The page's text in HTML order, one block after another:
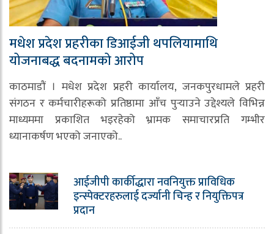
मधेश प्रदेश प्रहरीका डिआईजी थपलियामाथि
योजनाबद्ध बदनामको आरोप
काठमाडौं । मधेश प्रदेश प्रहरी कार्यालय, जनकपुरधामले प्रहरी
संगठन र कर्मचारीहरूको प्रतिष्ठामा आँच पुर्‍याउने उद्देश्यले विभिन्न
माध्यममा प्रकाशित भइरहेको भ्रामक समाचारप्रति गम्भीर
ध्यानाकर्षण भएको जनाएको..
आईजीपी कार्कीद्धारा नवनियुक्त प्राविधिक
इन्स्पेक्टरहरुलाई दर्ज्यानी चिन्ह र नियुक्तिपत्र
प्रदान